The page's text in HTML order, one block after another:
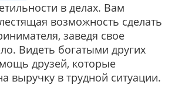
в делах. Вам
возможность сделать
заведя свое
Видеть богатыми других
друзей, которые
выручку в трудной ситуации.